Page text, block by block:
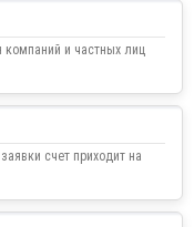
компаний и частных лиц
счет приходит на